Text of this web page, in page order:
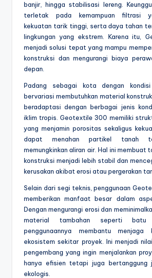
banjir, hingga stabilisasi lereng.
terletak pada kemampuan filtrasi
kekuatan tarik tinggi, serta daya tahan
lingkungan yang ekstrem. Karena itu,
menjadi solusi tepat yang mampu
konstruksi dan mengurangi biaya
depan.
Padang sebagai kota dengan
bervariasi membutuhkan material
beradaptasi dengan berbagai jenis
iklim tropis. Geotextile 300 memiliki
yang menjamin porositas sekaligus
dapat menahan partikel tanah
memungkinkan aliran air. Hal ini membuat
konstruksi menjadi lebih stabil dan
kerusakan akibat erosi atau pergerakan
Selain dari segi teknis, penggunaan
memberikan manfaat besar dalam
Dengan mengurangi erosi dan
material tambahan seperti
penggunaannya membantu menjaga
ekosistem sekitar proyek. Ini menjadi
pengembang yang ingin menjalankan
hanya efisien tetapi juga bertanggung
ekologis.